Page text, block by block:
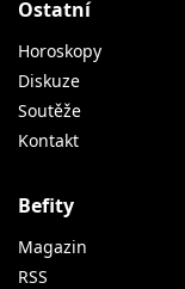
Ostatní
Horoskopy
Diskuze
Soutěže
Kontakt
Befity
Magazin
RSS